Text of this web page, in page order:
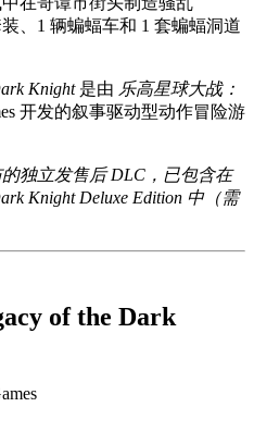
、1 辆蝙蝠车和 1 套蝙蝠洞道
Knight是由 乐高星球大战：
开发的叙事驱动型动作冒险游
独立发售后 DLC，已包含在
Knight Deluxe Edition 中（需
of the Dark